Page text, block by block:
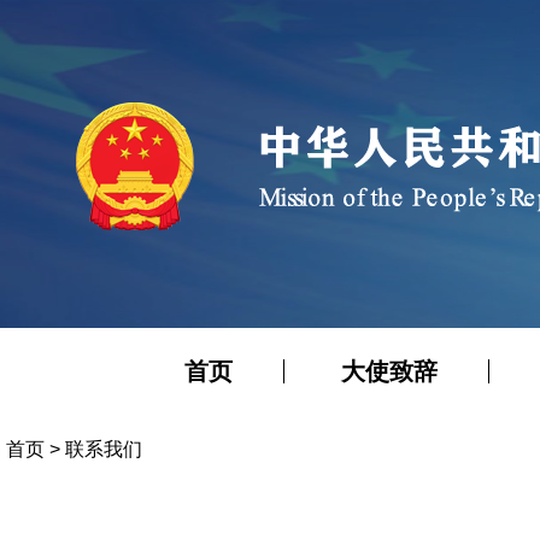
首页 大使致辞
首页 > 联系我们